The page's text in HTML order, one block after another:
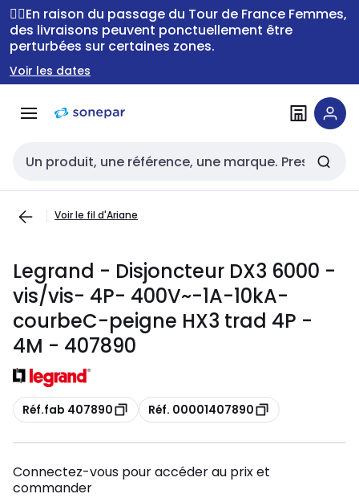
Passer à la
navigation
Passer
au
contenu
🚴‍♂️En raison du passage du Tour de France Femmes,
des livraisons peuvent ponctuellement être
perturbées sur certaines zones.
Voir les dates
Entrée de recherche
Voir le fil d'Ariane
Legrand - Disjoncteur DX3 6000 -
vis/vis- 4P- 400V~-1A-10kA-
courbeC-peigne HX3 trad 4P -
4M - 407890
Copie
Réf.fab 407890 Copie
Réf. 00001407890
Connectez-vous pour accéder au prix et
commander